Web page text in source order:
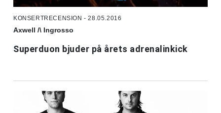
KONSERTRECENSION - 28.05.2016
Axwell /\ Ingrosso
Superduon bjuder på årets adrenalinkick